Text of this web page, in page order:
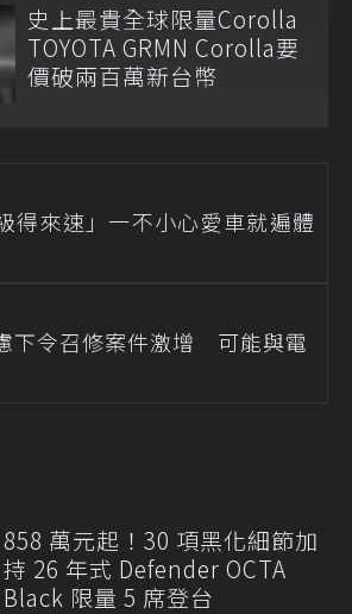
史上最貴全球限量Corolla
TOYOTA GRMN Corolla要
價破兩百萬新台幣
得來速」一不小心愛車就遍體
下令召修案件激增 可能與電
858 萬元起！30 項黑化細節加
持 26 年式 Defender OCTA
Black 限量 5 席登台